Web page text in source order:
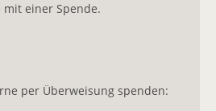
einer Spende.
per Überweisung spenden: